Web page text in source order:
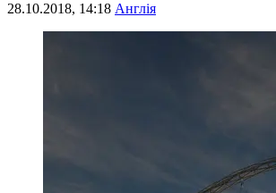
28.10.2018, 14:18 Англія